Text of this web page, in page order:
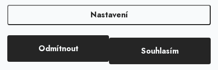
Nastavení
Odmítnout Souhlasím
Oblíbené ♥️
Hodnocení obchodu
Blog s nápady a návody
Slovník pojmů, české návody
Reklamace a vrácení zboží
Vytvořil Shoptet
. Všechna práva vyhrazena.Upravit nastavení